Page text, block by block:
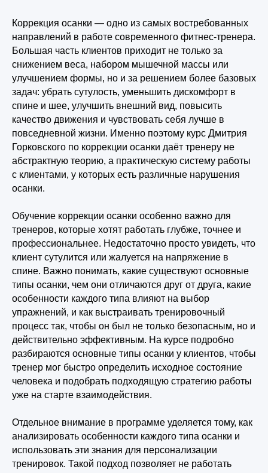
Коррекция осанки — одно из самых востребованных
направлений в работе современного фитнес-тренера.
Большая часть клиентов приходит не только за
снижением веса, набором мышечной массы или
улучшением формы, но и за решением более базовых
задач: убрать сутулость, уменьшить дискомфорт в
спине и шее, улучшить внешний вид, повысить
качество движения и чувствовать себя лучше в
повседневной жизни. Именно поэтому курс Дмитрия
Горковского по коррекции осанки даёт тренеру не
абстрактную теорию, а практическую систему работы
с клиентами, у которых есть различные нарушения
осанки.
Обучение коррекции осанки особенно важно для
тренеров, которые хотят работать глубже, точнее и
профессиональнее. Недостаточно просто увидеть, что
клиент сутулится или жалуется на напряжение в
спине. Важно понимать, какие существуют основные
типы осанки, чем они отличаются друг от друга, какие
особенности каждого типа влияют на выбор
упражнений, и как выстраивать тренировочный
процесс так, чтобы он был не только безопасным, но и
действительно эффективным. На курсе подробно
разбираются основные типы осанки у клиентов, чтобы
тренер мог быстро определить исходное состояние
человека и подобрать подходящую стратегию работы
уже на старте взаимодействия.
Отдельное внимание в программе уделяется тому, как
анализировать особенности каждого типа осанки и
использовать эти знания для персонализации
тренировок. Такой подход позволяет не работать